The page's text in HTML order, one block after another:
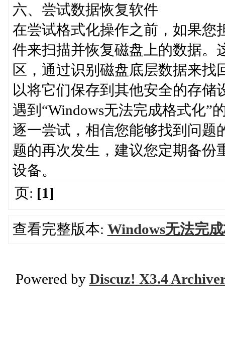
六、尝试数据恢复软件
在尝试格式化操作之前，如果您
件来扫描并恢复磁盘上的数据。
区，通过识别磁盘底层数据来
以将它们保存到其他安全的存储
遇到“Windows无法完成格式化”
逐一尝试，相信您能够找到问题
题的再次发生，建议您定期备份
设备。
页: [1]
查看完整版本: Windows无法完
Powered by Discuz! X3.4